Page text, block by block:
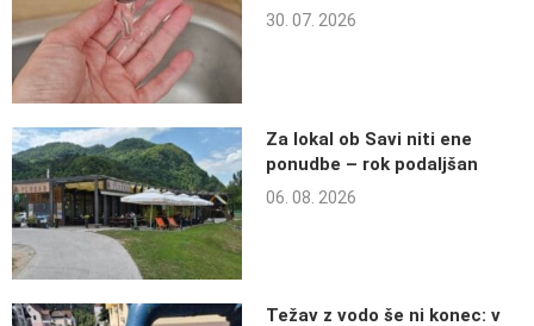
30. 07. 2026
Za lokal ob Savi niti ene
ponudbe – rok podaljšan
06. 08. 2026
Težav z vodo še ni konec: v